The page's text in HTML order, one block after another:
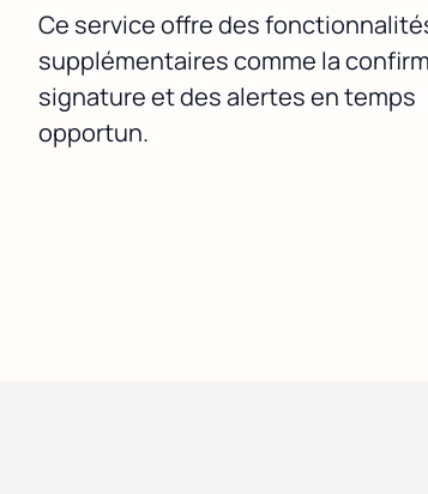
Ce service offre des
supplémentaires comme la
signature et des alertes en temps
opportun.